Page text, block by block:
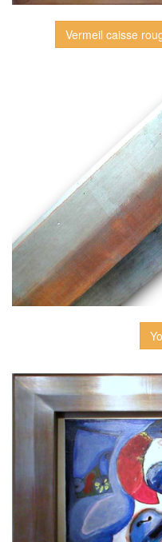
Vermeil caisse